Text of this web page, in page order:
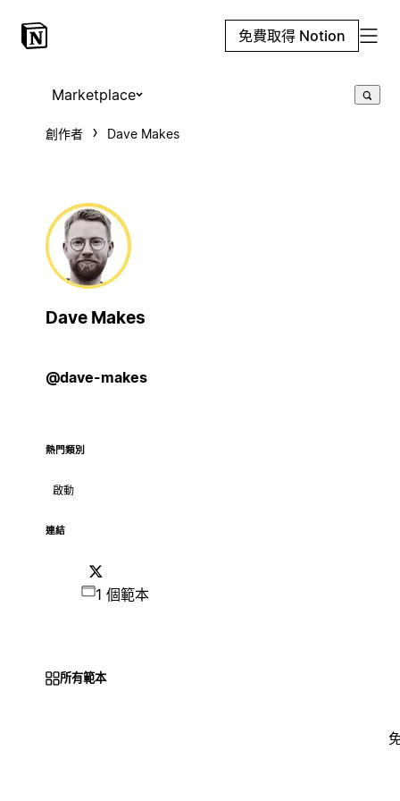
免費取得 Notion
Marketplace
創作者 Dave Makes
Dave Makes
@dave-makes
熱門類別
啟動
連結
1 個範本
所有範本